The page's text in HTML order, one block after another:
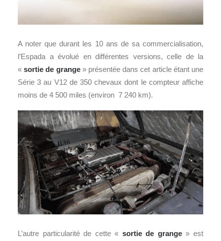
A noter que durant les 10 ans de sa commercialisation,
l’Espada a évolué en différentes versions, celle de la
«sortie de grange» présentée dans cet article étant une
Série 3 au V12 de 350 chevaux dont le compteur affiche
moins de 4 500 miles (environ 7 240 km).
L’autre particularité de cette « sortie de grange» est